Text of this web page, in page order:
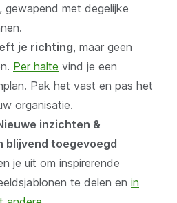
gewapend met degelijke
je richting, maar geen
Per halte vind je een
Pak het vast en pas het
organisatie.
inzichten &
blijvend toegevoegd
je uit om inspirerende
te delen en in